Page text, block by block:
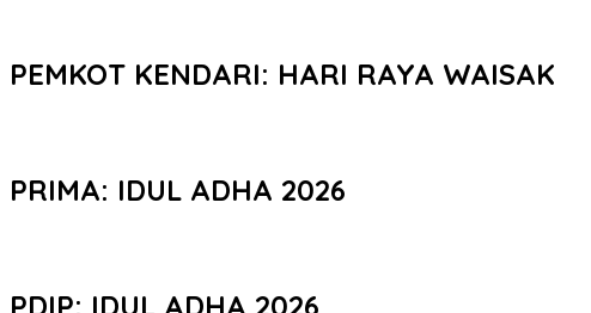
PEMKOT KENDARI: HARI RAYA WAISAK
PRIMA: IDUL ADHA 2026